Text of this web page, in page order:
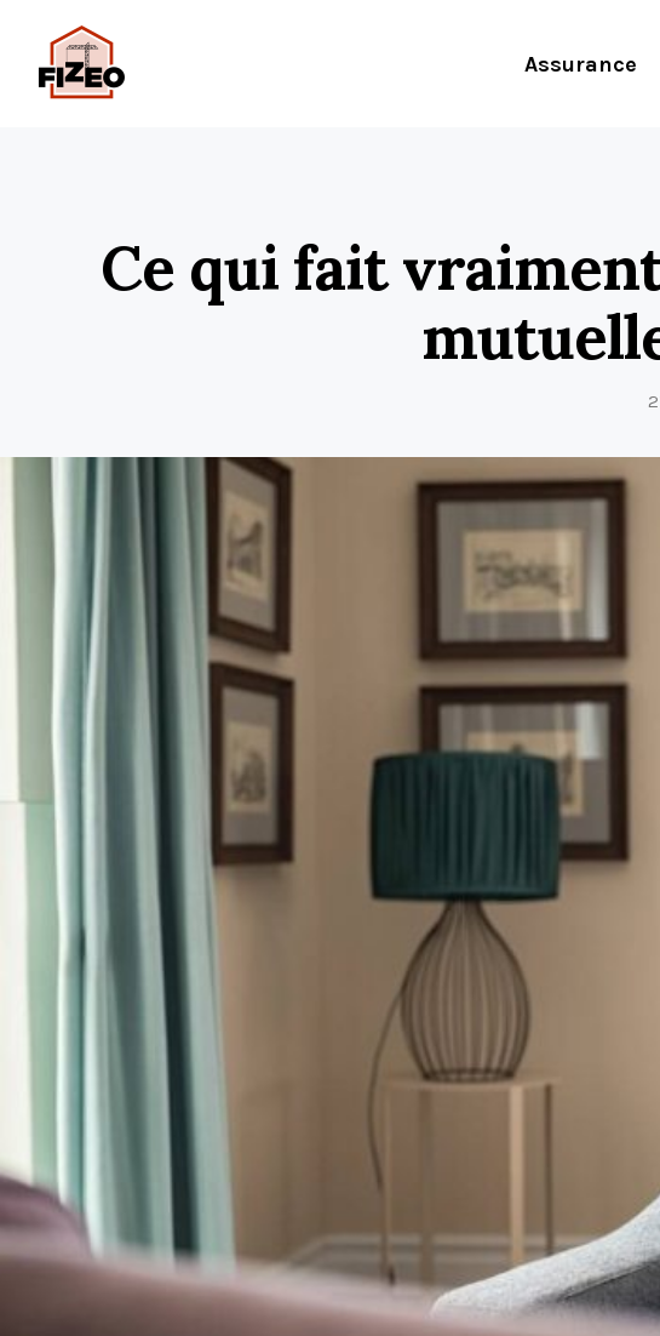
Assurance
Ce qui fait